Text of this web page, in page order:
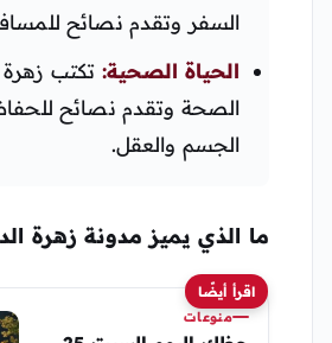
السفر وتقدم نصائح
الحياة الصحية: تكتب زهرة
الصحة وتقدم نصائح
الجسم والعقل.
ما الذي يميز مدونة زهرة
اقرأ أيضًا
منوعات